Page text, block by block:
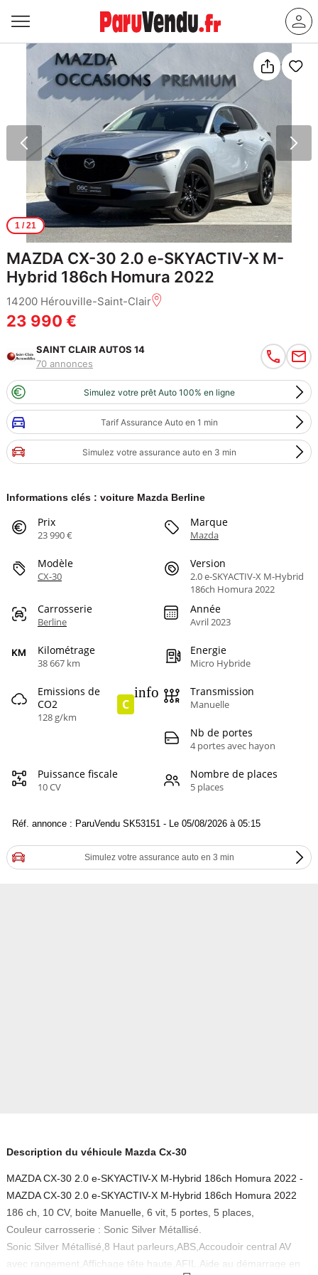
1/ 21
MAZDA CX-30 2.0 e-SKYACTIV-X M-
Hybrid 186ch Homura 2022
14200 Hérouville-Saint-Clair
23 990 €
SAINT CLAIR AUTOS 14
70 annonces
Simulez votre prêt Auto 100% en ligne
Tarif Assurance Auto en 1 min
Simulez votre assurance auto en 3 min
Informations clés : voiture Mazda Berline
Prix
23 990 €
Marque
Mazda
Modèle
CX-30
Version
2.0 e-SKYACTIV-X M-Hybrid
186ch Homura 2022
Carrosserie
Berline
Année
Avril 2023
Kilométrage
38 667 km
Energie
Micro Hybride
Emissions de
CO2
128 g/km
C
info Transmission
Manuelle
Nb de portes
4 portes avec hayon
Puissance fiscale
10 CV
Nombre de places
5 places
Réf. annonce : ParuVendu SK53151 - Le 05/08/2026 à 05:15
Simulez votre assurance auto en 3 min
Description du véhicule Mazda Cx-30
MAZDA CX-30 2.0 e-SKYACTIV-X M-Hybrid 186ch Homura 2022 -
MAZDA CX-30 2.0 e-SKYACTIV-X M-Hybrid 186ch Homura 2022
186 ch, 10 CV, boite Manuelle, 6 vit, 5 portes, 5 places,
Couleur carrosserie : Sonic Silver Métallisé.
Sonic Silver Métallisé,8 Haut parleurs,ABS,Accoudoir central AV
avec rangement,Affichage tête haute,AFIL,Aide au démarrage en